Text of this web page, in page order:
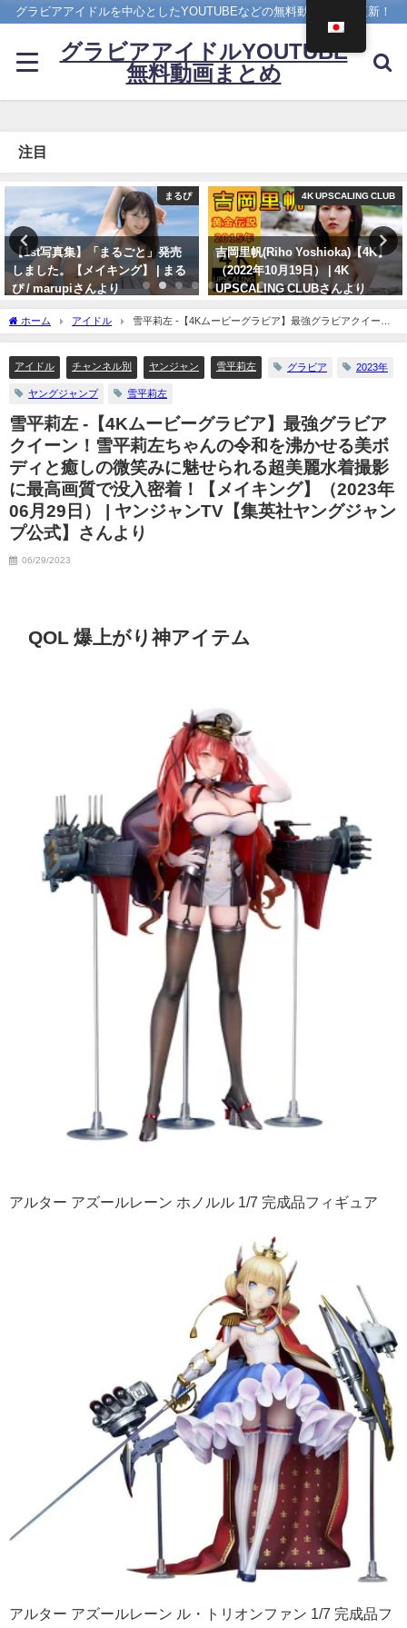
グラビアアイドルを中心としたYOUTUBEなどの無料動画を日々更新！
グラビアアイドルYOUTUBE
無料動画まとめ
注目
4K UPSCALING CLUB
吉岡里帆(Riho Yoshioka)【4K】
（2022年10月19日） | 4K
UPSCALING CLUBさんより
メイキング
菊地姫奈 - 【2023/12/18発売！週
プレNo.1・2付録DVDチラ見せ
♪】『グラジャパ！』ならDVDが
視聴できる♪ #菊地姫奈 Hina
Kikuchi（2023年12月15日） | 週
プレChannel【集英社 週刊プレイ
ボーイ公式】さんより
ホーム アイドル
雪平莉左 -【4Kムービーグラビア】最強グラビアクイー
ン！雪平莉左ちゃんの令和を沸かせる美ボディと癒しの微笑みに魅せられる超美麗水
TV【集英社ヤングジャンプ公式】さんより
アイドル チャンネル別 ヤンジャン 雪平莉左 グラビア 2023年
ヤングジャンプ 雪平莉左
雪平莉左 -【4Kムービーグラビア】最強グラビア
クイーン！雪平莉左ちゃんの令和を沸かせる美ボ
ディと癒しの微笑みに魅せられる超美麗水着撮影
に最高画質で没入密着！【メイキング】（2023年
06月29日） | ヤンジャンTV【集英社ヤングジャン
プ公式】さんより
06/29/2023
QOL 爆上がり神アイテム
アルター アズールレーン ホノルル 1/7 完成品フィギュア
アルター アズールレーン ル・トリオンファン 1/7 完成品フ